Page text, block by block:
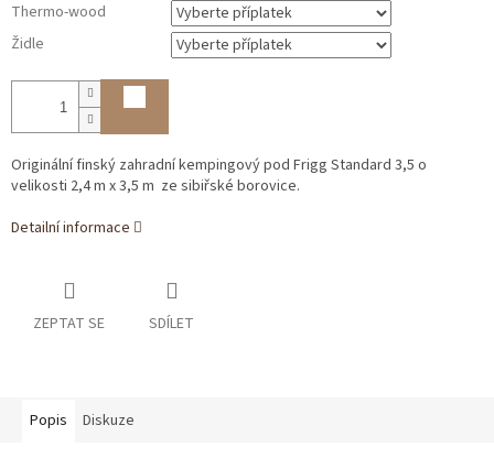
Thermo-wood
Židle
Originální finský zahradní kempingový pod Frigg Standard 3,5 o
velikosti 2,4 m x3,5 m ze sibiřské borovice.
Detailní informace
ZEPTAT SE SDÍLET
Popis Diskuze